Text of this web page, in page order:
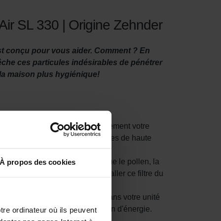
À propos des cookies
ordinateur où ils peuvent
SL 330 | Origine Zehnder
conçu pour vous aider. Comment ? En
ces particules indésirables de pénétrer
maison plus hygiénique!
important d'entretenir correctement votre
fois par an et d'utiliser des filtres de haute
les petites particules telles que le pollen, la
Il est important d'installer ce filtre du
extrait de s'accumuler dans votre unité
et réduit la consommation d'énergie.